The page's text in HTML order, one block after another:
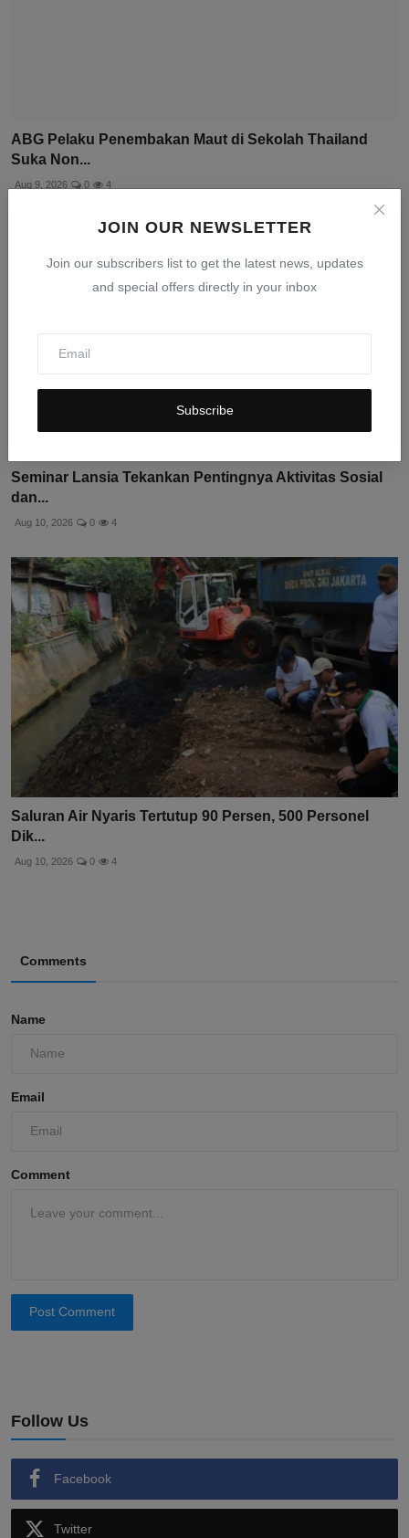
JOIN OUR NEWSLETTER
Join our subscribers list to get the latest news, updates
and special offers directly in your inbox
Subscribe
ABG Pelaku Penembakan Maut di Sekolah Thailand
Suka Non...
Aug 9, 2026 0 4
Seminar Lansia Tekankan Pentingnya Aktivitas Sosial
dan...
Aug 10, 2026 0 4
Saluran Air Nyaris Tertutup 90 Persen, 500 Personel
Dik...
Aug 10, 2026 0 4
Comments
Name
Email
Comment
Post Comment
Follow Us
Facebook
Twitter